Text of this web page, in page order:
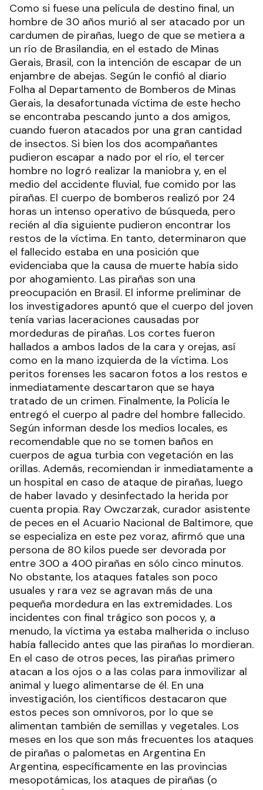
Como si fuese una película de destino final, un
hombre de 30 años murió al ser atacado por un
cardumen de pirañas, luego de que se metiera a
un río de Brasilandia, en el estado de Minas
Gerais, Brasil, con la intención de escapar de un
enjambre de abejas. Según le confió al diario
Folha al Departamento de Bomberos de Minas
Gerais, la desafortunada víctima de este hecho
se encontraba pescando junto a dos amigos,
cuando fueron atacados por una gran cantidad
de insectos. Si bien los dos acompañantes
pudieron escapar a nado por el río, el tercer
hombre no logró realizar la maniobra y, en el
medio del accidente fluvial, fue comido por las
pirañas. El cuerpo de bomberos realizó por 24
horas un intenso operativo de búsqueda, pero
recién al día siguiente pudieron encontrar los
restos de la víctima. En tanto, determinaron que
el fallecido estaba en una posición que
evidenciaba que la causa de muerte había sido
por ahogamiento. Las pirañas son una
preocupación en Brasil. El informe preliminar de
los investigadores apuntó que el cuerpo del joven
tenía varias laceraciones causadas por
mordeduras de pirañas. Los cortes fueron
hallados a ambos lados de la cara y orejas, así
como en la mano izquierda de la víctima. Los
peritos forenses les sacaron fotos a los restos e
inmediatamente descartaron que se haya
tratado de un crimen. Finalmente, la Policía le
entregó el cuerpo al padre del hombre fallecido.
Según informan desde los medios locales, es
recomendable que no se tomen baños en
cuerpos de agua turbia con vegetación en las
orillas. Además, recomiendan ir inmediatamente a
un hospital en caso de ataque de pirañas, luego
de haber lavado y desinfectado la herida por
cuenta propia. Ray Owczarzak, curador asistente
de peces en el Acuario Nacional de Baltimore, que
se especializa en este pez voraz, afirmó que una
persona de 80 kilos puede ser devorada por
entre 300 a 400 pirañas en sólo cinco minutos.
No obstante, los ataques fatales son poco
usuales y rara vez se agravan más de una
pequeña mordedura en las extremidades. Los
incidentes con final trágico son pocos y, a
menudo, la víctima ya estaba malherida o incluso
había fallecido antes que las pirañas lo mordieran.
En el caso de otros peces, las pirañas primero
atacan a los ojos o a las colas para inmovilizar al
animal y luego alimentarse de él. En una
investigación, los científicos destacaron que
estos peces son omnívoros, por lo que se
alimentan también de semillas y vegetales. Los
meses en los que son más frecuentes los ataques
de pirañas o palometas en Argentina En
Argentina, específicamente en las provincias
mesopotámicas, los ataques de pirañas (o